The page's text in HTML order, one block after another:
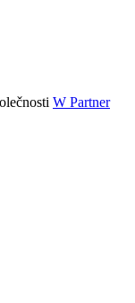
W Partner